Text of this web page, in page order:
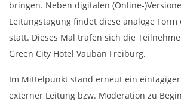
bringen. Neben digitalen (Online-
Leitungstagung findet diese analoge
statt. Dieses Mal trafen sich die
Green City Hotel Vauban Freiburg.
Im Mittelpunkt stand erneut ein
externer Leitung bzw. Moderation zu